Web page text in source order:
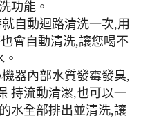
功能。
自動迴路清洗一次,用
會自動清洗,讓您喝不
器內部水質發霉發臭,
持流動清潔,也可以一
水全部排出並清洗,讓